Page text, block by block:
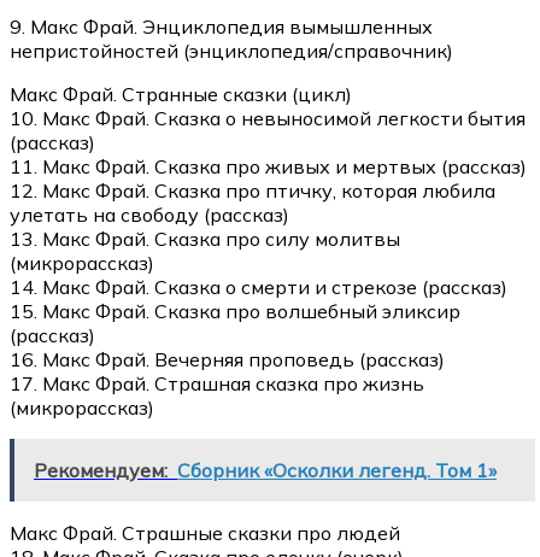
9. Макс Фрай. Энциклопедия вымышленных
непристойностей (энциклопедия/справочник)
Макс Фрай. Странные сказки (цикл)
10. Макс Фрай. Сказка о невыносимой легкости бытия
(рассказ)
11. Макс Фрай. Сказка про живых и мертвых (рассказ)
12. Макс Фрай. Сказка про птичку, которая любила
улетать на свободу (рассказ)
13. Макс Фрай. Сказка про силу молитвы
(микрорассказ)
14. Макс Фрай. Сказка о смерти и стрекозе (рассказ)
15. Макс Фрай. Сказка про волшебный эликсир
(рассказ)
16. Макс Фрай. Вечерняя проповедь (рассказ)
17. Макс Фрай. Страшная сказка про жизнь
(микрорассказ)
Рекомендуем: Сборник «Осколки легенд. Том 1»
Макс Фрай. Страшные сказки про людей